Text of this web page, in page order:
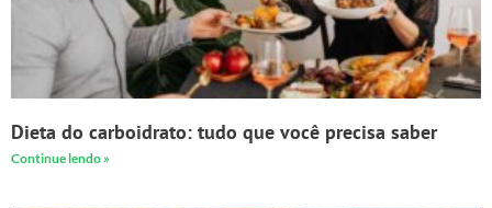
Dieta do carboidrato: tudo que você precisa saber
Continue lendo »